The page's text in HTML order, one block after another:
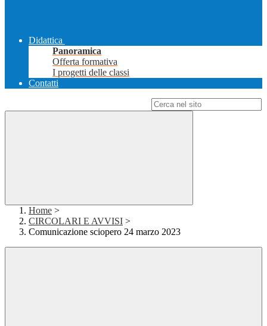
Didattica
Panoramica
Offerta formativa
I progetti delle classi
Contatti
Home >
CIRCOLARI E AVVISI >
Comunicazione sciopero 24 marzo 2023